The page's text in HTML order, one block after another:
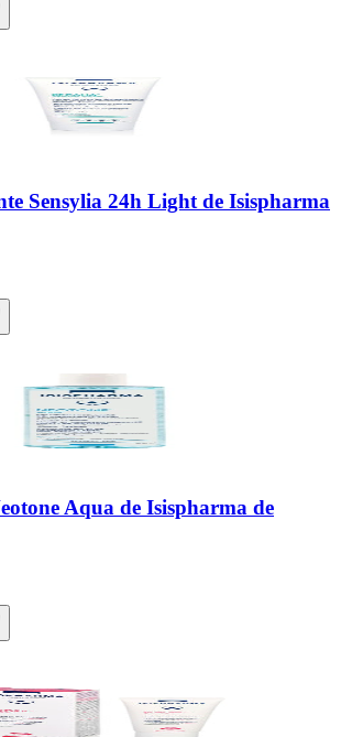
Sensylia 24h Light de Isispharma
Aqua de Isispharma de